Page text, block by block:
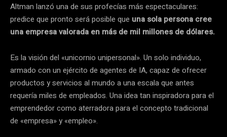
Altman lanzó una de sus profecías más espectaculares:
predice que pronto será posible que una sola persona cree
una empresa valorada en más de mil millones de dólares.
Es la visión del «unicornio unipersonal». Un solo individuo,
armado con un ejército de agentes de IA, capaz de ofrecer
productos y servicios al mundo a una escala que antes
requería miles de empleados. Una idea tan inspiradora para el
emprendedor como aterradora para el concepto tradicional
de «empresa» y «empleo».